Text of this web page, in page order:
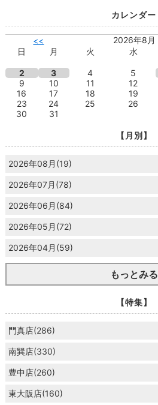
カレンダー
<<
2026年8月
日
月 火 水
2
3 4 5
9
10 11 12
16
17 18 19
23
24 25 26
30
31
【月別】
2026年08月(19)
2026年07月(78)
2026年06月(84)
2026年05月(72)
2026年04月(59)
もっとみる
【特集】
門真店(286)
南巽店(330)
豊中店(260)
東大阪店(160)